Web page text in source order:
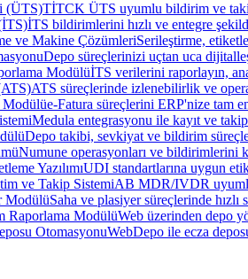
(ÜTS)TİTCK ÜTS uyumlu bildirim ve
İTS bildirimlerini hızlı ve entegre
ve Makine ÇözümleriSerileştirme,
Depo süreçlerinizi uçtan uca
ModülüİTS verilerini raporlayın,
ATS süreçlerinde izlenebilirlik ve
Modülüe-Fatura süreçlerini ERP'nize tam
Medula entegrasyonu ile kayıt ve
Depo takibi, sevkiyat ve bildirim
Numune operasyonları ve bildirimlerini
YazılımıUDI standartlarına uygun
ve Takip SistemiAB MDR/IVDR
ModülüSaha ve plasiyer süreçlerinde hızlı
Raporlama ModülüWeb üzerinden depo
OtomasyonuWebDepo ile ecza